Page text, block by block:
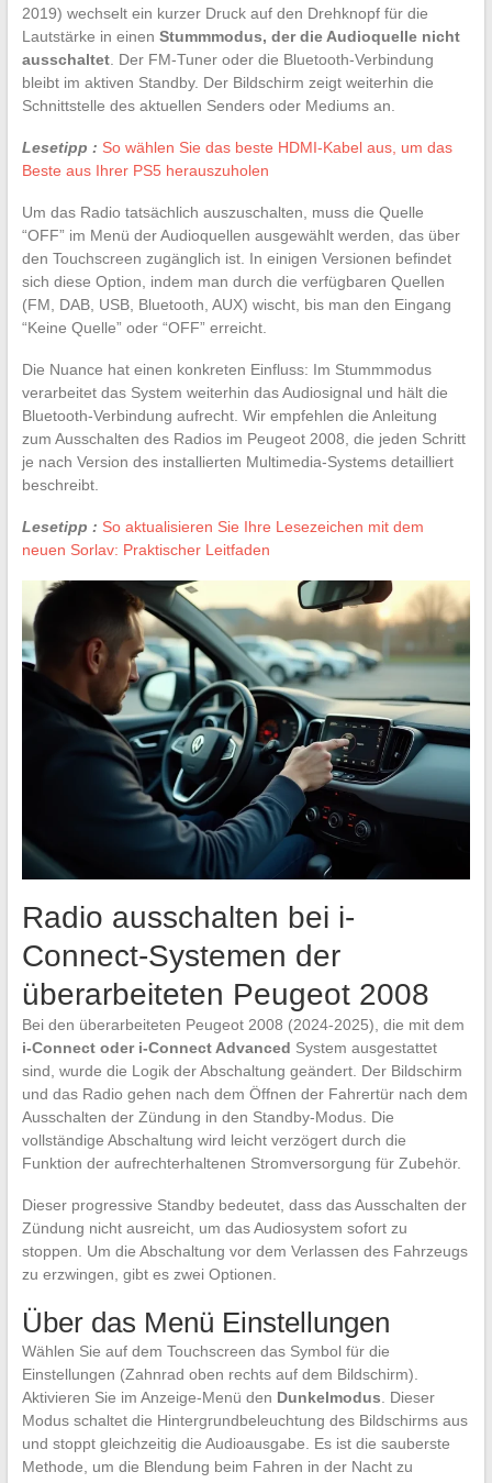
2019) wechselt ein kurzer Druck auf den Drehknopf für die
Lautstärke in einen Stummmodus, der die Audioquelle nicht
ausschaltet. Der FM-Tuner oder die Bluetooth-Verbindung
bleibt im aktiven Standby. Der Bildschirm zeigt weiterhin die
Schnittstelle des aktuellen Senders oder Mediums an.
Lesetipp : So wählen Sie das beste HDMI-Kabel aus, um das
Beste aus Ihrer PS5 herauszuholen
Um das Radio tatsächlich auszuschalten, muss die Quelle
“OFF” im Menü der Audioquellen ausgewählt werden, das über
den Touchscreen zugänglich ist. In einigen Versionen befindet
sich diese Option, indem man durch die verfügbaren Quellen
(FM, DAB, USB, Bluetooth, AUX) wischt, bis man den Eingang
“Keine Quelle” oder “OFF” erreicht.
Die Nuance hat einen konkreten Einfluss: Im Stummmodus
verarbeitet das System weiterhin das Audiosignal und hält die
Bluetooth-Verbindung aufrecht. Wir empfehlen die Anleitung
zum Ausschalten des Radios im Peugeot 2008, die jeden Schritt
je nach Version des installierten Multimedia-Systems detailliert
beschreibt.
Lesetipp : So aktualisieren Sie Ihre Lesezeichen mit dem
neuen Sorlav: Praktischer Leitfaden
Radio ausschalten bei i-
Connect-Systemen der
überarbeiteten Peugeot 2008
Bei den überarbeiteten Peugeot 2008 (2024-2025), die mit dem
i-Connect oder i-Connect Advanced System ausgestattet
sind, wurde die Logik der Abschaltung geändert. Der Bildschirm
und das Radio gehen nach dem Öffnen der Fahrertür nach dem
Ausschalten der Zündung in den Standby-Modus. Die
vollständige Abschaltung wird leicht verzögert durch die
Funktion der aufrechterhaltenen Stromversorgung für Zubehör.
Dieser progressive Standby bedeutet, dass das Ausschalten der
Zündung nicht ausreicht, um das Audiosystem sofort zu
stoppen. Um die Abschaltung vor dem Verlassen des Fahrzeugs
zu erzwingen, gibt es zwei Optionen.
Über das Menü Einstellungen
Wählen Sie auf dem Touchscreen das Symbol für die
Einstellungen (Zahnrad oben rechts auf dem Bildschirm).
Aktivieren Sie im Anzeige-Menü den Dunkelmodus. Dieser
Modus schaltet die Hintergrundbeleuchtung des Bildschirms aus
und stoppt gleichzeitig die Audioausgabe. Es ist die sauberste
Methode, um die Blendung beim Fahren in der Nacht zu